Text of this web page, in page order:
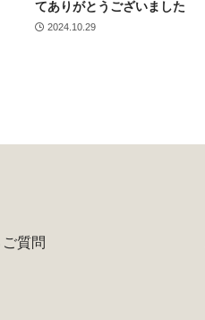
てありがとうございました
2024.10.29
質問